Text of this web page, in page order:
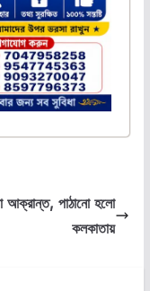
আক্রান্ত, পাঠানো হলো
কলকাতায়